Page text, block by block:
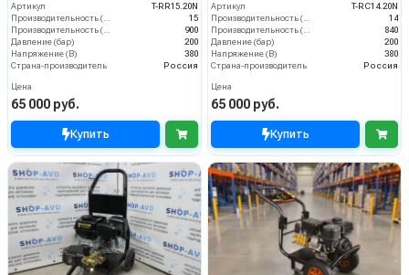
Артикул
T-RR15.20N
15
900
Давление (бар)
200
Напряжение (В)
380
Страна-производитель
Россия
Цена
65 000 руб.
Купить
Артикул
T-RС14.20N
14
840
Давление (бар)
200
Напряжение (В)
380
Страна-производитель
Россия
Цена
65 000 руб.
Купить